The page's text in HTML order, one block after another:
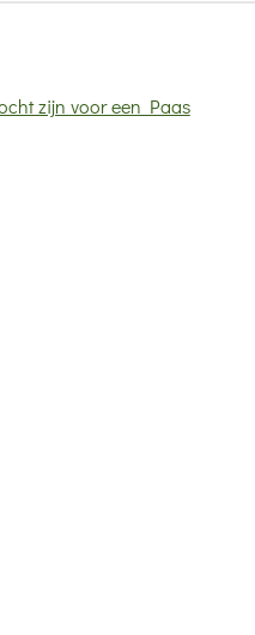
zijn voor een Paas